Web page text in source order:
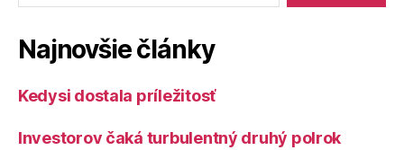
Najnovšie články
Kedysi dostala príležitosť
Investorov čaká turbulentný druhý polrok